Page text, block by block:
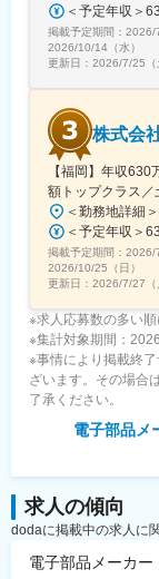
掲載予定期間： 2026/
2026/10/14（水）
更新日： 2026/7/25（
株式会
【福岡】年収
額トップクラス／
掲載予定期間： 2026/
2026/10/25（日）
更新日： 2026/7/27（
※求人応募数の多い
※集計対象期間：
※事情により掲載終
ざいます。その場合
了承ください。
電子部品メ
求人の傾向
dodaに掲載中の求人に
電子部品メーカー